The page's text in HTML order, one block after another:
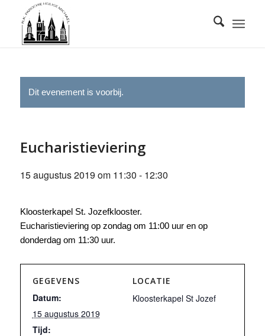
Dit evenement is voorbij.
Eucharistieviering
15 augustus 2019 om 11:30 - 12:30
Kloosterkapel St. Jozefklooster.
Eucharistieviering op zondag om 11:00 uur en op
donderdag om 11:30 uur.
GEGEVENS
Datum:
15 augustus 2019
Tijd:
LOCATIE
Kloosterkapel St Jozef